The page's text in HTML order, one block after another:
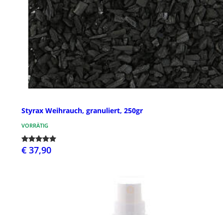
Styrax Weihrauch, granuliert, 250gr
VORRÄTIG
€ 37,90